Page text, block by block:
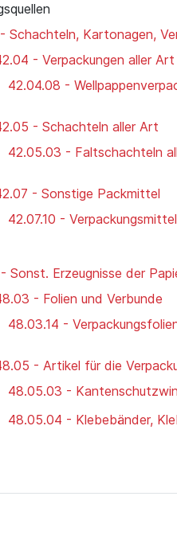
Schachteln, Kartonagen,
- Verpackungen aller Art
42.04.08 -
- Schachteln aller Art
42.05.03 - Faltschachteln
- Sonstige Packmittel
42.07.10 -
Sonst. Erzeugnisse der
- Folien und Verbunde
48.03.14 -
- Artikel für die
48.05.03 -
48.05.04 - Klebebänder,